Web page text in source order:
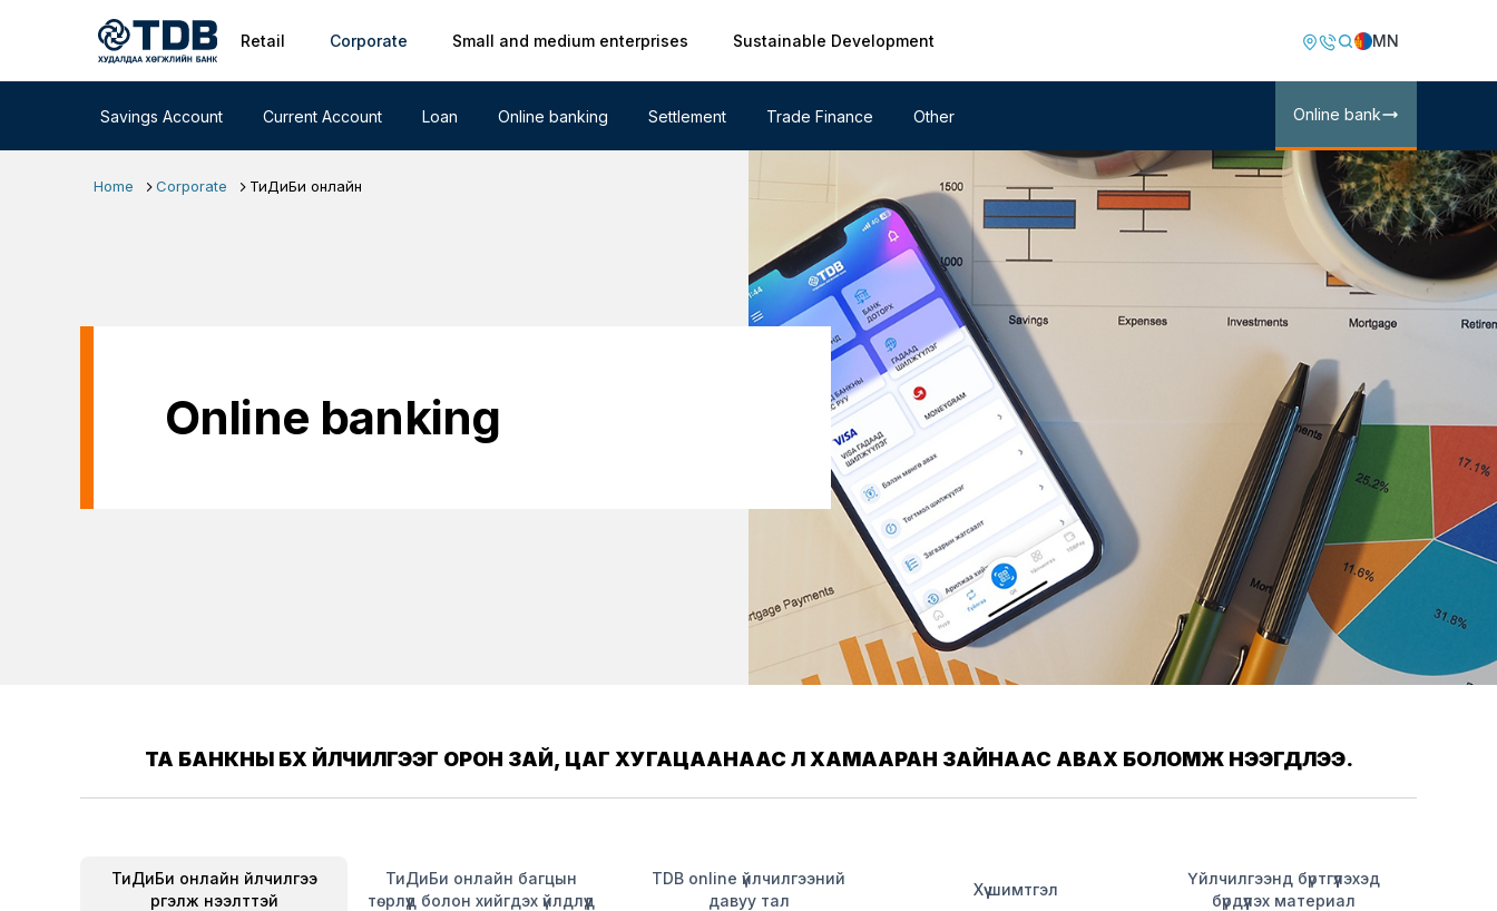
Retail Corporate Small and medium enterprises Sustainable Development Image
Image MN
Savings Account Current Account Loan Online banking Settlement Trade Finance Other Online bank
Home Corporate ТиДиБи онлайн
Online banking
ТА БАНКНЫ БҮХ ҮЙЛЧИЛГЭЭГ ОРОН ЗАЙ, ЦАГ ХУГАЦААНААС ҮЛ ХАМААРАН ЗАЙНААС АВАХ БОЛОМЖ НЭЭГДЛЭЭ.
ТиДиБи онлайн үйлчилгээ
үргэлж нээлттэй
ТиДиБи онлайн багцын
төрлүүд болон хийгдэх үйлдлүүд
TDB online үйлчилгээний
давуу тал
Хүү шимтгэл
Үйлчилгээнд бүртгүүлэхэд
бүрдүүлэх материал